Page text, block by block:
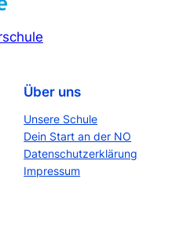
Über uns
Unsere Schule
Dein Start an der NO
Datenschutzerklärung
Impressum